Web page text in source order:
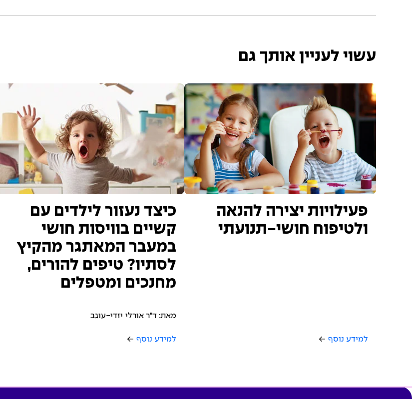
עשוי לעניין אותך גם
פעילויות יצירה להנאה
ולטיפוח חושי-תנועתי
למידע נוסף
כיצד נעזור לילדים עם
קשיים בוויסות חושי
במעבר המאתגר מהקיץ
לסתיו? טיפים להורים,
מחנכים ומטפלים
מאת: ד"ר אורלי יזדי-עוגב
למידע נוסף